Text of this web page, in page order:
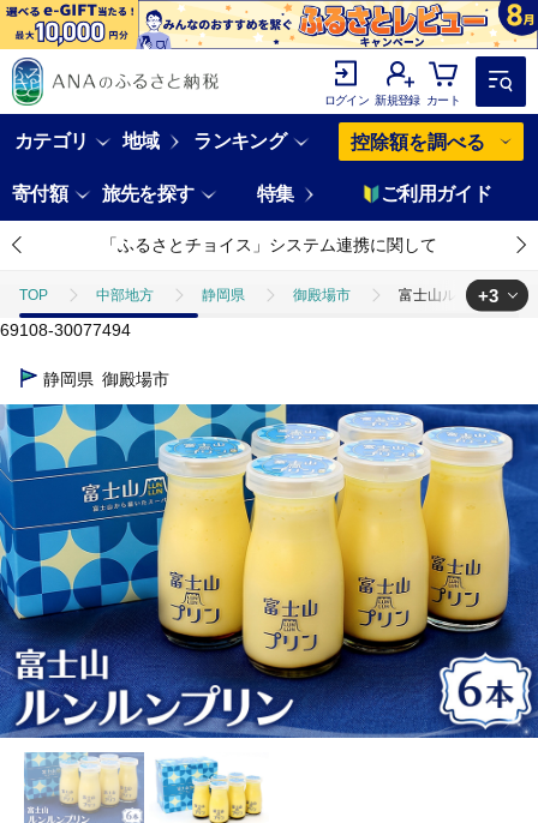
ログイン 新規登録 カート
カテゴリ 地域 ランキング 控除額を調べる
寄付額 旅先を探す 特集 ご利用ガイド
「ふるさとチョイス」システム連携に関して
TOP 中部地方 静岡県 御殿場市 富士山ルンルンプリ
TOP パン・菓子類
TOP パン・菓子類
TOP パン・菓子類 洋菓子 プリン 富士山ルンルン
+3
69108-30077494
静岡県 御殿場市